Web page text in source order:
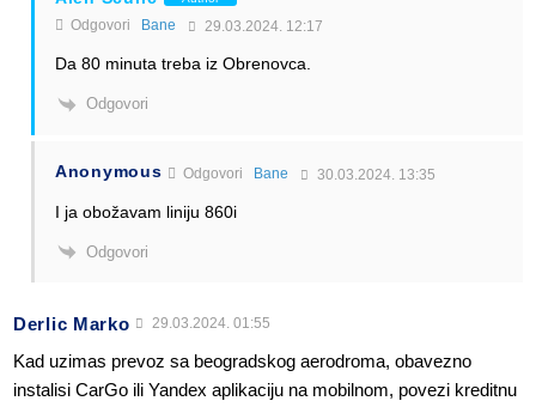
Odgovori Bane 29.03.2024. 12:17
Da 80 minuta treba iz Obrenovca.
Odgovori
Anonymous Odgovori Bane 30.03.2024. 13:35
I ja obožavam liniju 860i
Odgovori
Derlic Marko 29.03.2024. 01:55
Kad uzimas prevoz sa beogradskog aerodroma, obavezno
instalisi CarGo ili Yandex aplikaciju na mobilnom, povezi kreditnu